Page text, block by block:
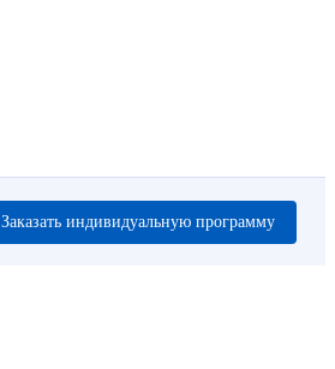
Заказать индивидуальную программу